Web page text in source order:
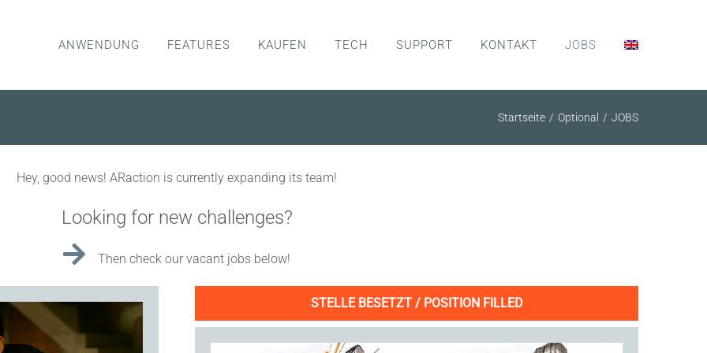
ANWENDUNG FEATURES KAUFEN TECH SUPPORT KONTAKT JOBS
Startseite Optional JOBS
Hey, good news! ARaction is currently expanding its team!
Looking for new challenges?
Then check our vacant jobs below!
STELLE BESETZT / POSITION FILLED